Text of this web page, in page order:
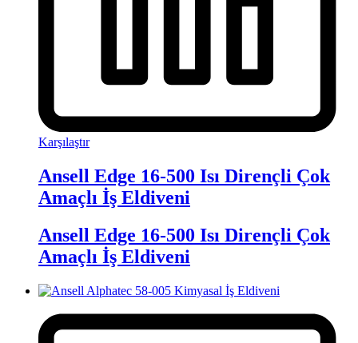
Karşılaştır
Ansell Edge 16-500 Isı Dirençli Çok
Amaçlı İş Eldiveni
Ansell Edge 16-500 Isı Dirençli Çok
Amaçlı İş Eldiveni